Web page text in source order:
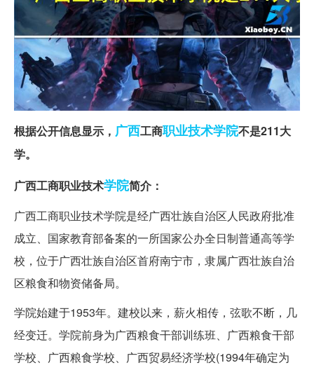
根据公开信息显示， 广西工商职业技术学院不是211大
学。
广西工商职业技术学院简介：
广西工商职业技术学院是经广西壮族自治区人民政府批准
成立、国家教育部备案的一所国家公办全日制普通高等学
校，位于广西壮族自治区首府南宁市，隶属广西壮族自治
区粮食和物资储备局。
学院始建于1953年。建校以来，薪火相传，弦歌不断，几
经变迁。学院前身为广西粮食干部训练班、广西粮食干部
学校、广西粮食学校、广西贸易经济学校(1994年确定为